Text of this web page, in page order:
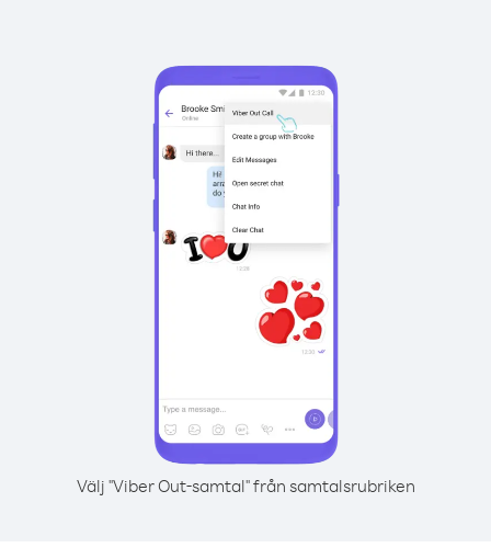
Välj "Viber Out-samtal" från samtalsrubriken